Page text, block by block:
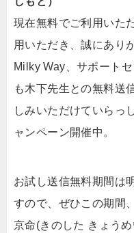
現在無料でご利用いた
用いただき、誠にあり
Milky Way、サポート
も木下先生との無料送
しみいただけていらっ
ャンペーン開催中。
お試し送信無料期間は
すので、ぜひこの期間
京命(きのした きょう